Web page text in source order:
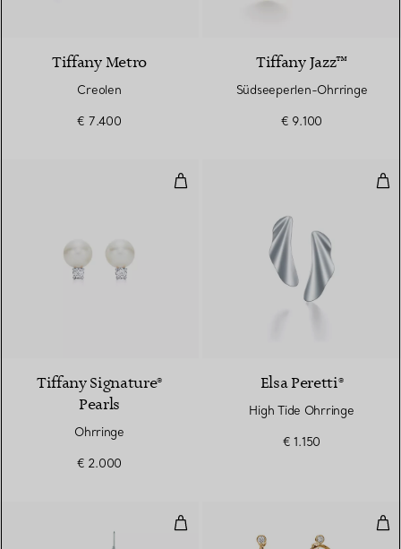
Tiffany Metro
Creolen
€ 7.400
Tiffany Jazz™
Südseeperlen-Ohrringe
€ 9.100
Ohrringe
Tiffany Signature®
Pearls
Ohrringe
€ 2.000
Elsa Peretti®
High Tide Ohrringe
€ 1.150
Mesh Netzohrringe